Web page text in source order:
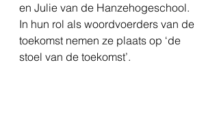
en Julie van de Hanzehogeschool.
In hun rol als woordvoerders van de
toekomst nemen ze plaats op ‘de
stoel van de toekomst’.